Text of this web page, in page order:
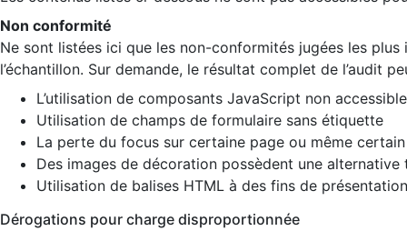
Non conformité
Ne sont listées ici que les non-conformités jugées les
l’échantillon. Sur demande, le résultat complet de l’audit
L’utilisation de composants JavaScript non
Utilisation de champs de formulaire sans étiquette
La perte du focus sur certaine page ou même
Des images de décoration possèdent une alternative
Utilisation de balises HTML à des fins de
Dérogations pour charge disproportionnée